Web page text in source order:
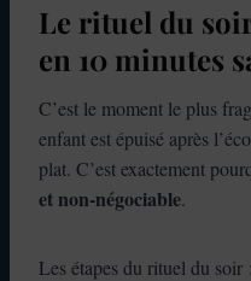
Le rituel du
en 10 minutes
C’est le moment le plus
enfant est épuisé après
plat. C’est exactement
et non-négociable.
Les étapes du rituel du soir :